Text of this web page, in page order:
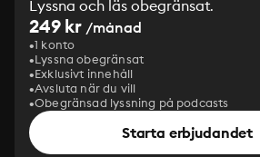
Lyssna och läs obegränsat.
249 kr /månad
1 konto
Lyssna obegränsat
Exklusivt innehåll
Avsluta när du vill
Obegränsad lyssning på podcasts
Starta erbjudandet